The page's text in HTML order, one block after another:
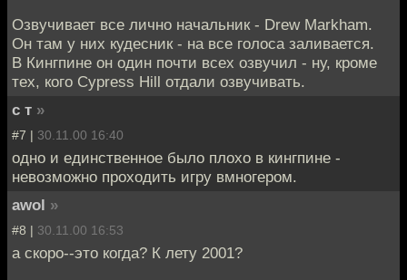
Озвучивает все лично начальник - Drew Markham.
Он там у них кудесник - на все голоса заливается.
В Кингпине он один почти всех озвучил - ну, кроме
тех, кого Cypress Hill отдали озвучивать.
с т »
#7 | 30.11.00 16:40
одно и единственное было плохо в кингпине -
невозможно проходить игру вмногером.
awol »
#8 | 30.11.00 16:53
а скоро--это когда? К лету 2001?